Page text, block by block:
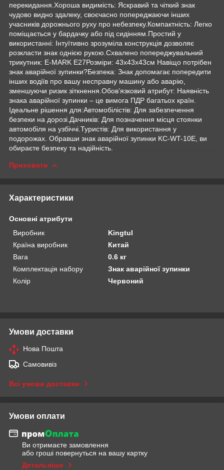
перекидання.Хороша видимість: Яскравий та чіткий знак
чудово видно здалеку, своєчасно попереджаючи інших
учасників дорожнього руху про небезпеку.Компактність: Легко
поміщається у бардачку або під сидінням.Простий у
використанні: Інтуїтивно зрозуміла конструкція дозволяє
розкласти знак однією рукою.Схвалено попереджувальний
трикутник: E-MARK E27Розміри: 43x43x43см Навіщо потрібен
знак аварійної зупинки?Безпека: Знак допомагає попередити
інших водіїв про вашу несправну машину або аварію,
зменшуючи ризик зіткнення.Обов’язковий атрибут: Наявність
знака аварійної зупинки – це вимога ПДР багатьох країн.
Ідеальне рішення для:Автомобілістів: Для забезпечення
безпеки на дорозі.Дачників: Для позначення місця стоянки
автомобіля на узбіччі.Туристів: Для використання у
подорожах. Обравши знак аварійної зупинки KC-WT-10E, ви
обираєте безпеку та надійність.
Приховати
Характеристики
Основні атрибути
Виробник
Kingtul
Країна виробник
Китай
Вага
0.6 кг
Комплектація набору
Знак аварійної зупинки
Колір
Червоний
Умови доставки
Нова Пошта
Самовивіз
Всі умови доставки
Умови оплати
Ви отримаєте замовлення
або гроші повернуться на вашу картку
Детальніше